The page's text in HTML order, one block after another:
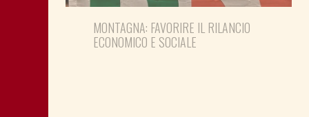
MONTAGNA: FAVORIRE IL RILANCIO
ECONOMICO E SOCIALE